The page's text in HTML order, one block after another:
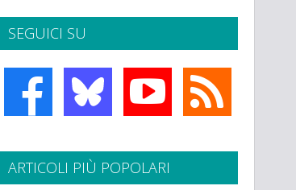
SEGUICI SU
ARTICOLI PIÙ POPOLARI